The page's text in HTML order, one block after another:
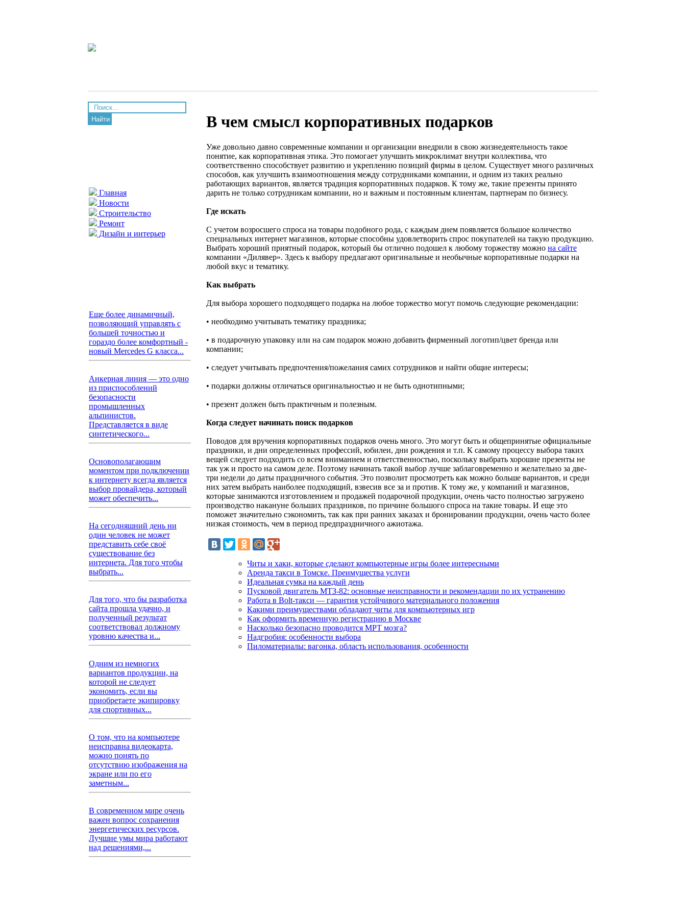
Найти
Главная
Новости
Строительство
Ремонт
Дизайн и интерьер
Еще более динамичный,
позволяющий управлять с
большей точностью и
гораздо более комфортный -
новый Mercedes G класса...
Анкерная линия — это одно
из приспособлений
безопасности
промышленных
альпинистов.
Представляется в виде
синтетического...
Основополагающим
моментом при подключении
к интернету всегда является
выбор провайдера, который
может обеспечить...
На сегодняшний день ни
один человек не может
представить себе своё
существование без
интернета. Для того чтобы
выбрать...
Для того, что бы разработка
сайта прошла удачно, и
полученный результат
соответствовал должному
уровню качества и...
Одним из немногих
вариантов продукции, на
которой не следует
экономить, если вы
приобретаете экипировку
для спортивных...
О том, что на компьютере
неисправна видеокарта,
можно понять по
отсутствию изображения на
экране или по его
заметным...
В современном мире очень
важен вопрос сохранения
энергетических ресурсов.
Лучшие умы мира работают
над решениями,...
В чем смысл корпоративных подарков
Уже довольно давно современные компании и организации внедрили в свою жизнедеятельность такое
понятие, как корпоративная этика. Это помогает улучшить микроклимат внутри коллектива, что
соответственно способствует развитию и укреплению позиций фирмы в целом. Существует много различных
способов, как улучшить взаимоотношения между сотрудниками компании, и одним из таких реально
работающих вариантов, является традиция корпоративных подарков. К тому же, такие презенты принято
дарить не только сотрудникам компании, но и важным и постоянным клиентам, партнерам по бизнесу.
Где искать
С учетом возросшего спроса на товары подобного рода, с каждым днем появляется большое количество
специальных интернет магазинов, которые способны удовлетворить спрос покупателей на такую продукцию.
Выбрать хороший приятный подарок, который бы отлично подошел к любому торжеству можно на сайте
компании «Дилявер». Здесь к выбору предлагают оригинальные и необычные корпоративные подарки на
любой вкус и тематику.
Как выбрать
Для выбора хорошего подходящего подарка на любое торжество могут помочь следующие рекомендации:
• необходимо учитывать тематику праздника;
• в подарочную упаковку или на сам подарок можно добавить фирменный логотип/цвет бренда или
компании;
• следует учитывать предпочтения/пожелания самих сотрудников и найти общие интересы;
• подарки должны отличаться оригинальностью и не быть однотипными;
• презент должен быть практичным и полезным.
Когда следует начинать поиск подарков
Поводов для вручения корпоративных подарков очень много. Это могут быть и общепринятые официальные
праздники, и дни определенных профессий, юбилеи, дни рождения и т.п. К самому процессу выбора таких
вещей следует подходить со всем вниманием и ответственностью, поскольку выбрать хорошие презенты не
так уж и просто на самом деле. Поэтому начинать такой выбор лучше заблаговременно и желательно за две-
три недели до даты праздничного события. Это позволит просмотреть как можно больше вариантов, и среди
них затем выбрать наиболее подходящий, взвесив все за и против. К тому же, у компаний и магазинов,
которые занимаются изготовлением и продажей подарочной продукции, очень часто полностью загружено
производство накануне больших праздников, по причине большого спроса на такие товары. И еще это
поможет значительно сэкономить, так как при ранних заказах и бронировании продукции, очень часто более
низкая стоимость, чем в период предпраздничного ажиотажа.
Читы и хаки, которые сделают компьютерные игры более интересными
Аренда такси в Томске. Преимущества услуги
Идеальная сумка на каждый день
Пусковой двигатель МТЗ-82: основные неисправности и рекомендации по их устранению
Работа в Bolt-такси — гарантия устойчивого материального положения
Какими преимуществами обладают читы для компьютерных игр
Как оформить временную регистрацию в Москве
Насколько безопасно проводится МРТ мозга?
Надгробия: особенности выбора
Пиломатериалы: вагонка, область использования, особенности